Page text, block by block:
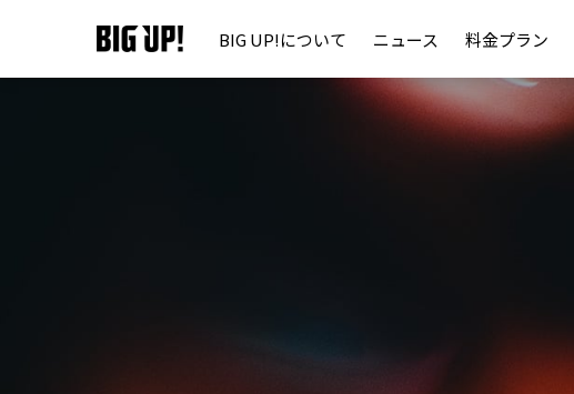
BIG UP!について ニュース 料金プラン